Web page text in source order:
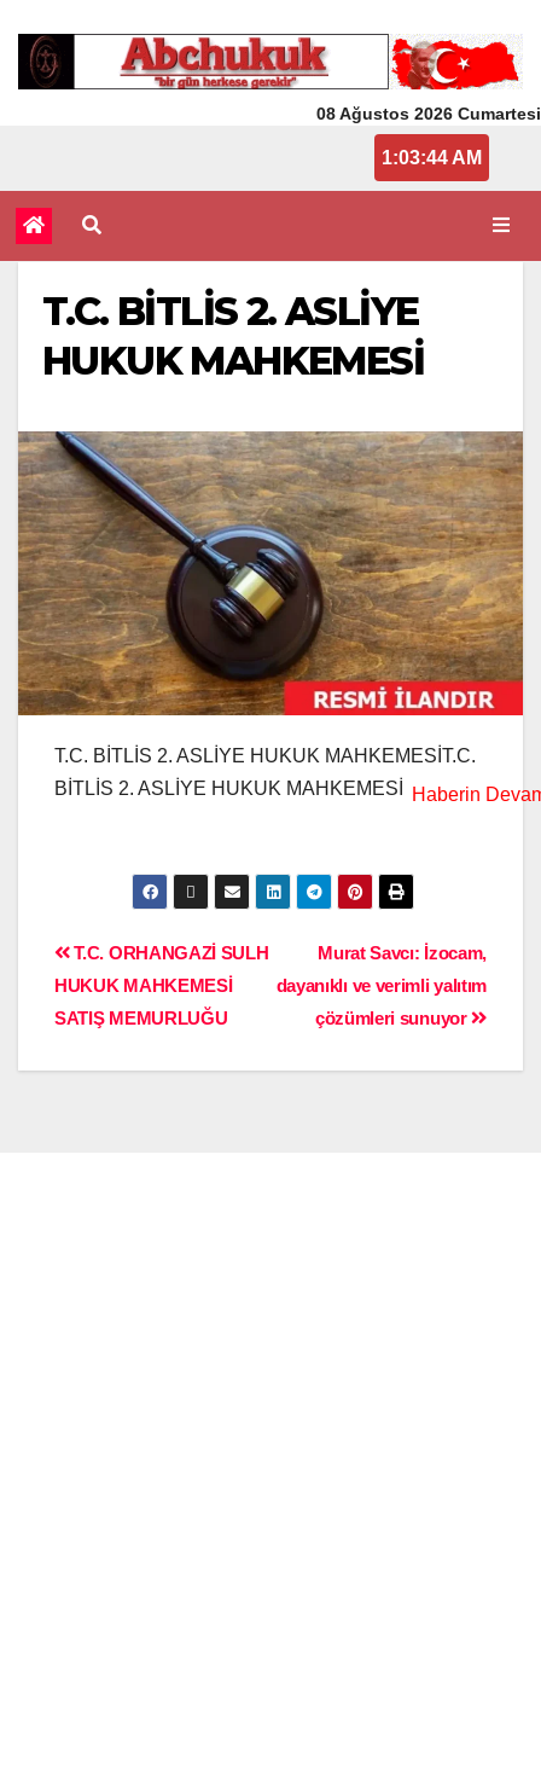
08 Ağustos 2026 Cumartesi
1:03:44 AM
T.C. BİTLİS 2. ASLİYE
HUKUK MAHKEMESİ
T.C. BİTLİS 2. ASLİYE HUKUK MAHKEMESİT.C.
BİTLİS 2. ASLİYE HUKUK MAHKEMESİ
Murat Savcı: İzocam,
dayanıklı ve verimli yalıtım
çözümleri sunuyor
T.C. ORHANGAZİ SULH
HUKUK MAHKEMESİ
SATIŞ MEMURLUĞU